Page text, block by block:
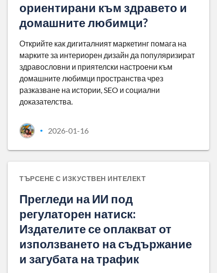
ориентирани към здравето и
домашните любимци?
Открийте как дигиталният маркетинг помага на
марките за интериорен дизайн да популяризират
здравословни и приятелски настроени към
домашните любимци пространства чрез
разказване на истории, SEO и социални
доказателства.
• 2026-01-16
ТЪРСЕНЕ С ИЗКУСТВЕН ИНТЕЛЕКТ
Прегледи на ИИ под
регулаторен натиск:
Издателите се оплакват от
използването на съдържание
и загубата на трафик